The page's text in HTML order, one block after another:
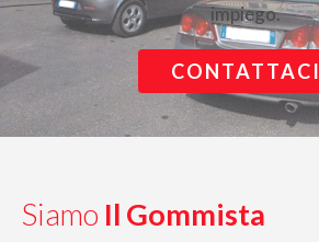
impiego.
CONTATTACI
Siamo Il Gommista